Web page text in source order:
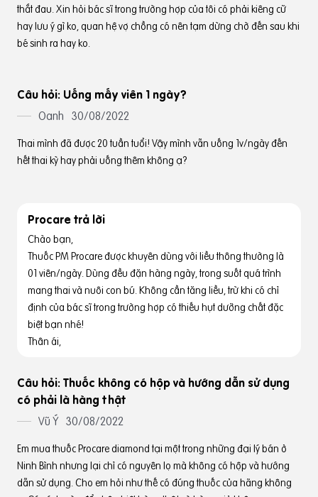
thắt đau. Xin hỏi bác sĩ trong trường hợp của tôi có phải kiêng cữ
hay lưu ý gì ko, quan hệ vợ chồng có nên tạm dừng chờ đến sau khi
bé sinh ra hay ko.
Câu hỏi: Uống mấy viên 1 ngày?
Oanh 30/08/2022
Thai mình đã được 20 tuần tuổi! Vậy mình vẫn uống 1v/ngày đến
hết thai kỳ hay phải uống thêm không ạ?
Procare trả lời
Chào bạn,
Thuốc PM Procare được khuyên dùng với liều thông thường là
01 viên/ngày. Dùng đều đặn hàng ngày, trong suốt quá trình
mang thai và nuôi con bú. Không cần tăng liều, trừ khi có chỉ
định của bác sĩ trong trường hợp có thiếu hụt dưỡng chất đặc
biệt bạn nhé!
Thân ái,
Câu hỏi: Thuốc không có hộp và hướng dẫn sử dụng
có phải là hàng thật
Vũ Ý 30/08/2022
Em mua thuốc Procare diamond tại một trong những đại lý bán ở
Ninh Bình nhưng lại chỉ có nguyên lọ mà không có hộp và hướng
dẫn sử dụng. Cho em hỏi như thế có đúng thuốc của hãng không